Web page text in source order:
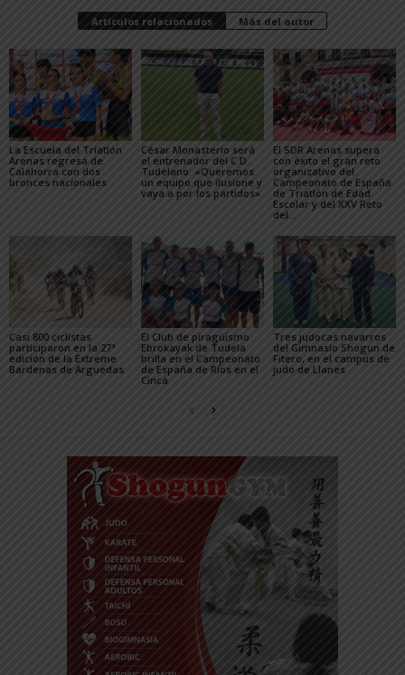
Artículos relacionados Más del autor
La Escuela del Triatlón
Arenas regresa de
Calahorra con dos
bronces nacionales
César Monasterio será
el entrenador del C.D.
Tudelano: «Queremos
un equipo que ilusione y
vaya a por los partidos»
El SDR Arenas supera
con éxito el gran reto
organizativo del
Campeonato de España
de Triatlón de Edad
Escolar y del XXV Reto
del...
Casi 800 ciclistas
participaron en la 27ª
edición de la Extreme
Bardenas de Arguedas
El Club de piragüismo
Ebrokayak de Tudela
brilla en el Campeonato
de España de Ríos en el
Cinca
Tres judocas navarros
del Gimnasio Shogun de
Fitero, en el campus de
judo de Llanes